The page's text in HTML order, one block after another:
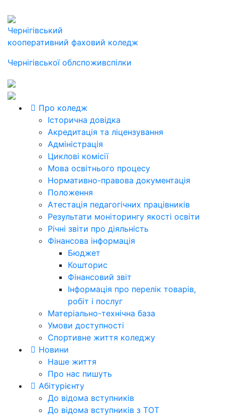
Чернігівський
кооперативний фаховий коледж
Чернігівської облспоживспілки
Про коледж
Історична довідка
Акредитація та ліцензування
Адміністрація
Циклові комісії
Мова освітнього процесу
Нормативно-правова документація
Положення
Атестація педагогічних працівників
Результати моніторингу якості освіти
Річні звіти про діяльність
Фінансова інформація
Бюджет
Кошторис
Фінансовий звіт
Інформація про перелік товарів,
робіт і послуг
Матеріально-технічна база
Умови доступності
Спортивне життя коледжу
Новини
Наше життя
Про нас пишуть
Абітурієнту
До відома вступників
До відома вступників з ТОТ